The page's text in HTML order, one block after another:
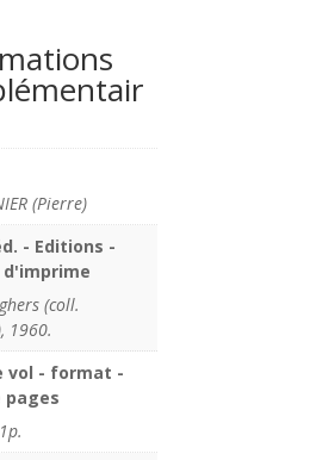
(Pierre)
- Editions -
d'imprime
(coll.
1960.
vol - format -
pages